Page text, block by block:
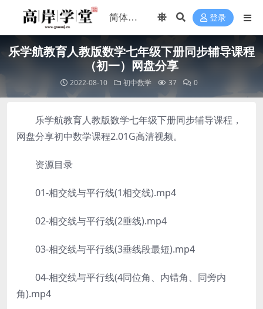
登录
乐学航教育人教版数学七年级下册同步辅导课程
（初一）网盘分享
2022-08-10 初中数学 37 0
乐学航教育人教版数学七年级下册同步辅导课程，
网盘分享初中数学课程2.01G高清视频。
资源目录
01-相交线与平行线(1相交线).mp4
02-相交线与平行线(2垂线).mp4
03-相交线与平行线(3垂线段最短).mp4
04-相交线与平行线(4同位角、内错角、同旁内
角).mp4